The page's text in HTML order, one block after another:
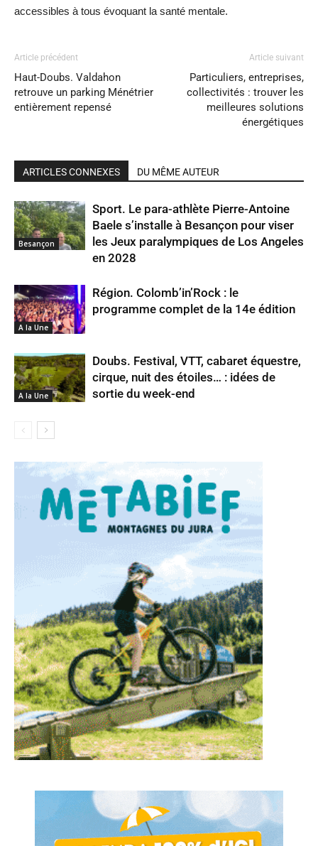
accessibles à tous évoquant la santé mentale.
Article précédent
Haut-Doubs. Valdahon
retrouve un parking Ménétrier
entièrement repensé
Article suivant
Particuliers, entreprises,
collectivités : trouver les
meilleures solutions
énergétiques
ARTICLES CONNEXES DU MÊME AUTEUR
Besançon
Sport. Le para-athlète Pierre-Antoine
Baele s’installe à Besançon pour viser
les Jeux paralympiques de Los Angeles
en 2028
A la Une
Région. Colomb’in’Rock : le
programme complet de la 14e édition
A la Une
Doubs. Festival, VTT, cabaret équestre,
cirque, nuit des étoiles… : idées de
sortie du week-end